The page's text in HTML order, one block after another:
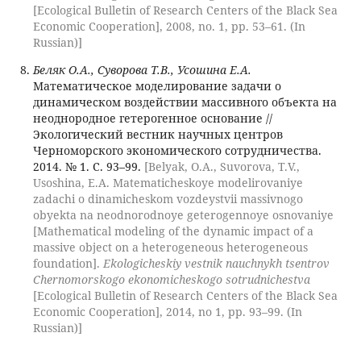
[Ecological Bulletin of Research Centers of the Black Sea
Economic Cooperation], 2008, no. 1, pp. 53–61. (In
Russian)]
Беляк О.А., Суворова Т.В., Усошина Е.А.
Математическое моделирование задачи о
динамическом воздействии массивного объекта на
неоднородное гетерогенное основание //
Экологический вестник научных центров
Черноморского экономического сотрудничества.
2014. № 1. С. 93–99. [Belyak, O.A., Suvorova, T.V.,
Usoshina, E.A. Matematicheskoye modelirovaniye
zadachi o dinamicheskom vozdeystvii massivnogo
obyekta na neodnorodnoye geterogennoye osnovaniye
[Mathematical modeling of the dynamic impact of a
massive object on a heterogeneous heterogeneous
foundation]. Ekologicheskiy vestnik nauchnykh tsentrov
Chernomorskogo ekonomicheskogo sotrudnichestva
[Ecological Bulletin of Research Centers of the Black Sea
Economic Cooperation], 2014, no 1, pp. 93–99. (In
Russian)]